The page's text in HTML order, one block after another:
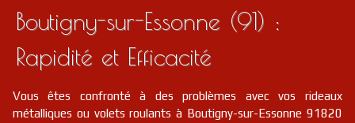
Boutigny-sur-Essonne (91) :
Rapidité et Efficacité
Vous êtes confronté à des problèmes avec vos rideaux
métalliques ou volets roulants à Boutigny-sur-Essonne 91820